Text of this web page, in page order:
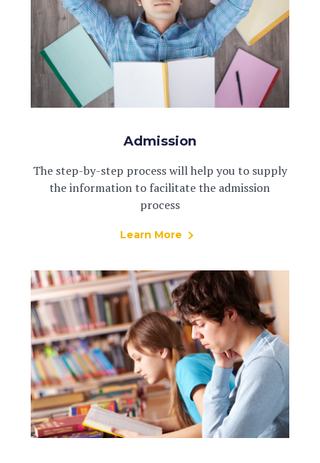
Admission
The step-by-step process will help you to supply
the information to facilitate the admission
process
Learn More